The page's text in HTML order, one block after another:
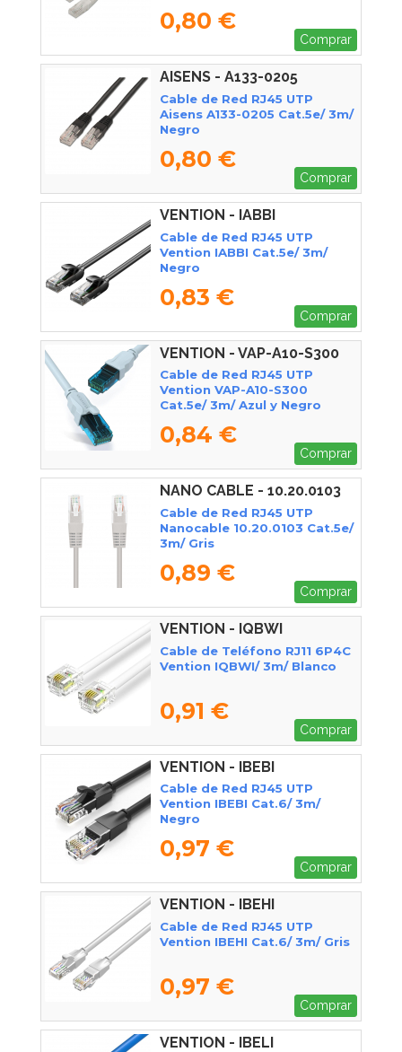
0,80 €
Comprar
AISENS - A133-0205
Cable de Red RJ45 UTP
Aisens A133-0205 Cat.5e/ 3m/
Negro
0,80 €
Comprar
VENTION - IABBI
Cable de Red RJ45 UTP
Vention IABBI Cat.5e/ 3m/
Negro
0,83 €
Comprar
VENTION - VAP-A10-S300
Cable de Red RJ45 UTP
Vention VAP-A10-S300
Cat.5e/ 3m/ Azul y Negro
0,84 €
Comprar
NANO CABLE - 10.20.0103
Cable de Red RJ45 UTP
Nanocable 10.20.0103 Cat.5e/
3m/ Gris
0,89 €
Comprar
VENTION - IQBWI
Cable de Teléfono RJ11 6P4C
Vention IQBWI/ 3m/ Blanco
0,91 €
Comprar
VENTION - IBEBI
Cable de Red RJ45 UTP
Vention IBEBI Cat.6/ 3m/
Negro
0,97 €
Comprar
VENTION - IBEHI
Cable de Red RJ45 UTP
Vention IBEHI Cat.6/ 3m/ Gris
0,97 €
Comprar
VENTION - IBELI